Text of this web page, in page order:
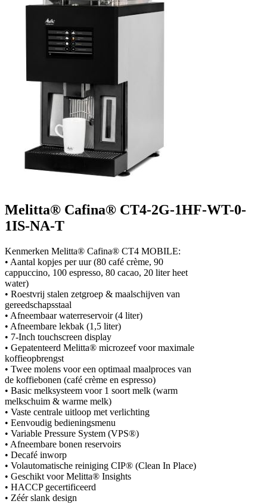
Melitta® Cafina® CT4-2G-1HF-WT-0-
1IS-NA-T
Kenmerken Melitta® Cafina® CT4 MOBILE:
• Aantal kopjes per uur (80 café crème, 90
cappuccino, 100 espresso, 80 cacao, 20 liter heet
water)
• Roestvrij stalen zetgroep & maalschijven van
gereedschapsstaal
• Afneembaar waterreservoir (4 liter)
• Afneembare lekbak (1,5 liter)
• 7-Inch touchscreen display
• Gepatenteerd Melitta® microzeef voor maximale
koffieopbrengst
• Twee molens voor een optimaal maalproces van
de koffiebonen (café crème en espresso)
• Basic melksysteem voor 1 soort melk (warm
melkschuim & warme melk)
• Vaste centrale uitloop met verlichting
• Eenvoudig bedieningsmenu
• Variable Pressure System (VPS®)
• Afneembare bonen reservoirs
• Decafé inworp
• Volautomatische reiniging CIP® (Clean In Place)
• Geschikt voor Melitta® Insights
• HACCP gecertificeerd
• Zéér slank design